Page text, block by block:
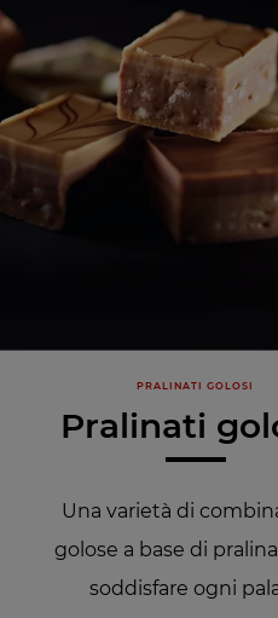
PRALINATI GOLOSI
Pralinati
Una varietà di
golose a base di
soddisfare ogni